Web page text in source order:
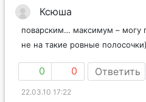
Ксюша
поварским… максимум – могу
не на такие ровные
0 0 Ответить
22.03.10 17:22